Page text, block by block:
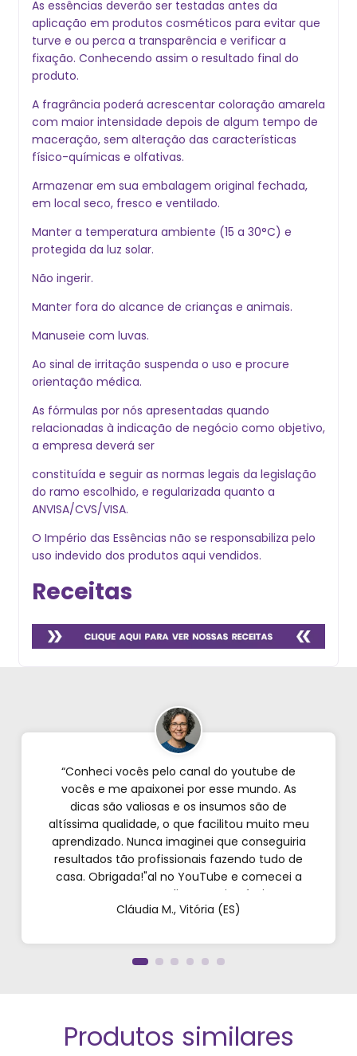
As essências deverão ser testadas antes da
aplicação em produtos cosméticos para evitar que
turve e ou perca a transparência e verificar a
fixação. Conhecendo assim o resultado final do
produto.
A fragrância poderá acrescentar coloração amarela
com maior intensidade depois de algum tempo de
maceração, sem alteração das características
físico-químicas e olfativas.
Armazenar em sua embalagem original fechada,
em local seco, fresco e ventilado.
Manter a temperatura ambiente (15 a 30°C) e
protegida da luz solar.
Não ingerir.
Manter fora do alcance de crianças e animais.
Manuseie com luvas.
Ao sinal de irritação suspenda o uso e procure
orientação médica.
As fórmulas por nós apresentadas quando
relacionadas à indicação de negócio como objetivo,
a empresa deverá ser
constituída e seguir as normas legais da legislação
do ramo escolhido, e regularizada quanto a
ANVISA/CVS/VISA.
O Império das Essências não se responsabiliza pelo
uso indevido dos produtos aqui vendidos.
Receitas
“Conheci vocês pelo canal do youtube de
vocês e me apaixonei por esse mundo. As
dicas são valiosas e os insumos são de
altíssima qualidade, o que facilitou muito meu
aprendizado. Nunca imaginei que conseguiria
resultados tão profissionais fazendo tudo de
casa. Obrigada!"al no YouTube e comecei a
testar em casa. As dicas são incríveis e os
produtos são exatamente como mostram nos
perfumes!”
Cláudia M., Vitória (ES)
Produtos similares